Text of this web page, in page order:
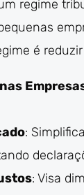
regime
é
:
: Visa